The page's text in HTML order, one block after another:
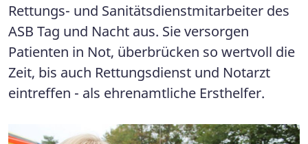
Rettungs- und Sanitätsdienstmitarbeiter des
ASB Tag und Nacht aus. Sie versorgen
Patienten in Not, überbrücken so wertvoll die
Zeit, bis auch Rettungsdienst und Notarzt
eintreffen - als ehrenamtliche Ersthelfer.